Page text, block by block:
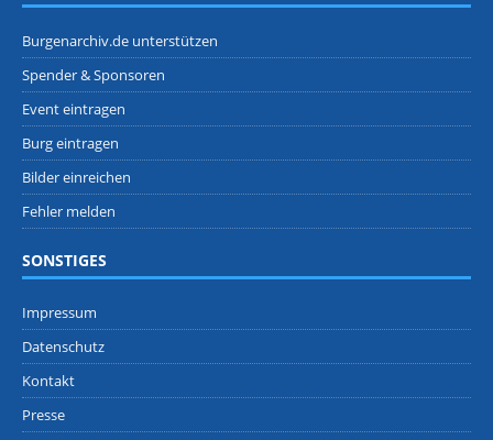
Burgenarchiv.de unterstützen
Spender & Sponsoren
Event eintragen
Burg eintragen
Bilder einreichen
Fehler melden
SONSTIGES
Impressum
Datenschutz
Kontakt
Presse